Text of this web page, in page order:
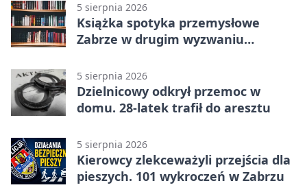
5 sierpnia 2026
Książka spotyka przemysłowe
Zabrze w drugim wyzwaniu
5 sierpnia 2026
Dzielnicowy odkrył przemoc w
domu. 28-latek trafił do aresztu
5 sierpnia 2026
Kierowcy zlekceważyli przejścia dla
pieszych. 101 wykroczeń w Zabrzu